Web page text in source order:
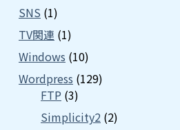
SNS (1)
TV関連 (1)
Windows (10)
Wordpress (129)
FTP (3)
Simplicity2 (2)